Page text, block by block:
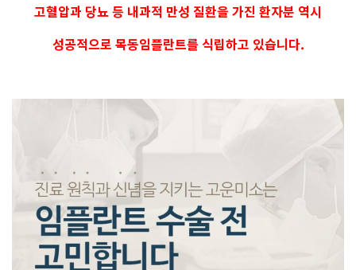
고혈압과 당뇨 등 내과적 만성 질환을 가진 환자분 역시
성공적으로 목동임플란트를 식립하고 있습니다.